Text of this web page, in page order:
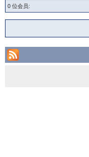
0 位会员: